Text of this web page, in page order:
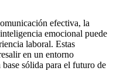
efectiva, la
emocional puede
laboral. Estas
en un entorno
sólida para el futuro de